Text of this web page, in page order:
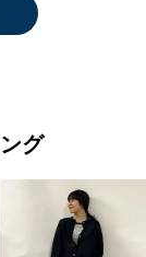
グ